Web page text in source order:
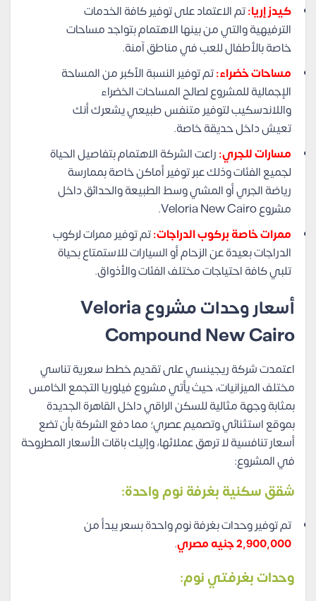
كيدز إريا:تم الاعتماد على توفير كافة الخدمات
الترفيهية والتي من بينها الاهتمام بتواجد مساحات
خاصة بالأطفال للعب في مناطق آمنة.
مساحات خضراء:تم توفير النسبة الأكبر من المساحة
الإجمالية للمشروع لصالح المساحات الخضراء
واللاندسكيب لتوفير متنفس طبيعي يشعرك أنك
تعيش داخل حديقة خاصة.
مسارات للجري:راعت الشركة الاهتمام بتفاصيل الحياة
لجميع الفئات وذلك عبر توفير أماكن خاصة بممارسة
رياضة الجري أو المشي وسط الطبيعة والحدائق داخل
مشروع Veloria New Cairo.
ممرات خاصة بركوب الدراجات:تم توفير ممرات لركوب
الدراجات بعيدة عن الزحام أو السيارات للاستمتاع بحياة
تلبي كافة احتياجات مختلف الفئات والأذواق.
أسعار وحدات مشروع Veloria
Compound New Cairo
اعتمدت شركة ريجينسي على تقديم خطط سعرية تناسي
مختلف الميزانيات، حيث يأتي مشروع فيلوريا التجمع الخامس
بمثابة وجهة مثالية للسكن الراقي داخل القاهرة الجديدة
بموقع استثنائي وتصميم عصري؛ مما دفع الشركة بأن تضع
أسعار تنافسية لا ترهق عملائها، وإليك باقات الأسعار المطروحة
في المشروع:
شقق سكنية بغرفة نوم واحدة:
تم توفير وحدات بغرفة نوم واحدة بسعر يبدأ من
2,900,000 جنيه مصري
.
وحدات بغرفتي نوم: